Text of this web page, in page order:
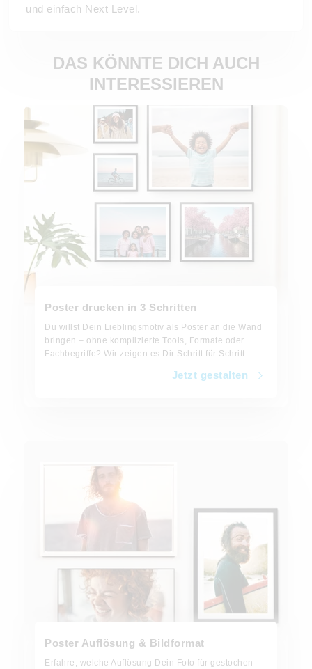
und einfach Next Level.
DAS KÖNNTE DICH AUCH
INTERESSIEREN
Poster drucken in 3 Schritten
Du willst Dein Lieblingsmotiv als Poster an die Wand
bringen – ohne komplizierte Tools, Formate oder
Fachbegriffe? Wir zeigen es Dir Schritt für Schritt.
Jetzt gestalten
Jetzt gestalten
Poster Auflösung & Bildformat
Erfahre, welche Auflösung Dein Foto für gestochen